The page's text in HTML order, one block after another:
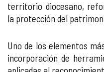
territorio diocesano,
la protección del
Uno de los elementos
incorporación de